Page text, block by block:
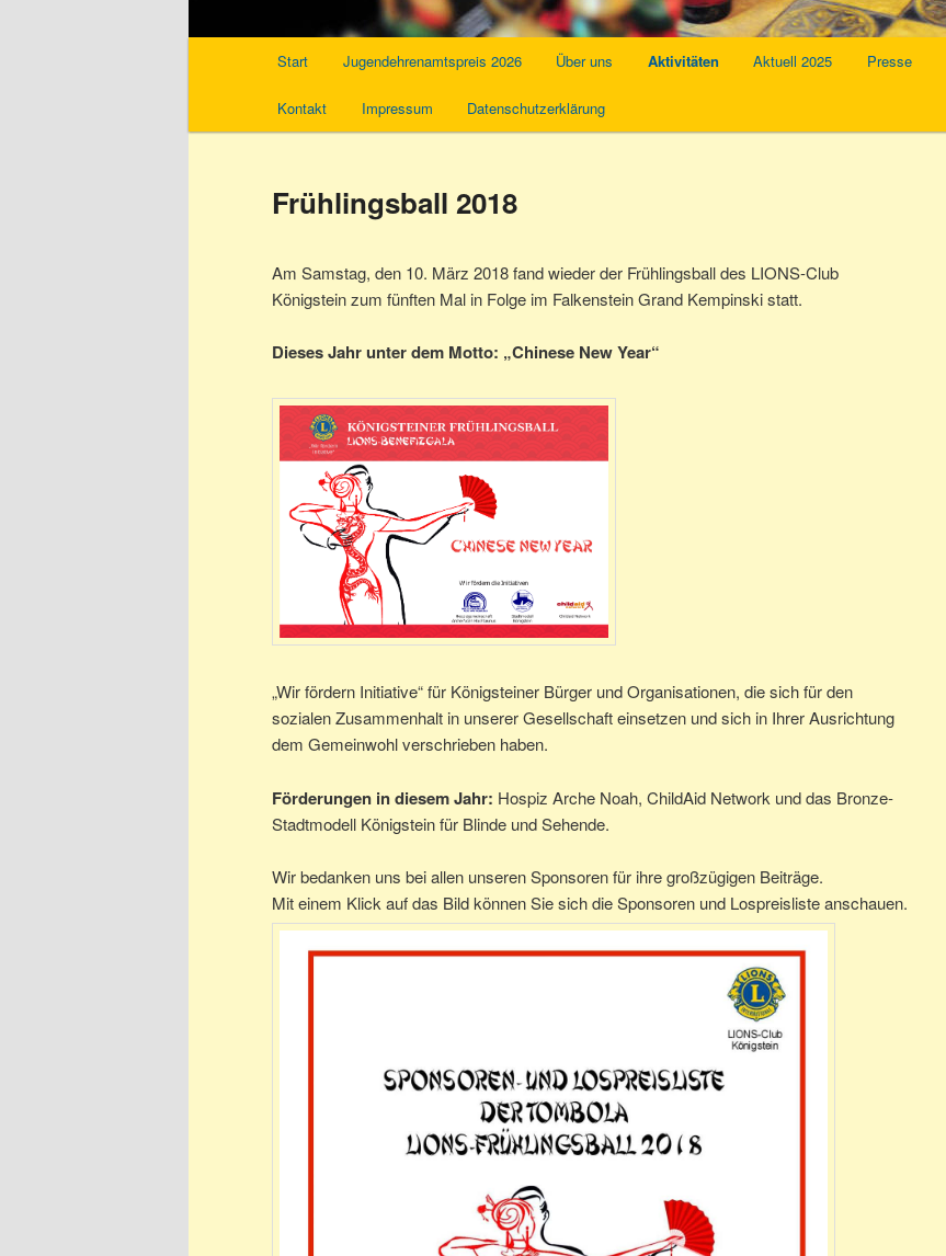
Start Jugendehrenamtspreis 2026 Über uns Aktivitäten Aktuell 2025 Presse
Kontakt Impressum Datenschutzerklärung
Frühlingsball 2018
Am Samstag, den 10. März 2018 fand wieder der Frühlingsball des LIONS-Club
Königstein zum fünften Mal in Folge im Falkenstein Grand Kempinski statt.
Dieses Jahr unter dem Motto: „Chinese New Year“
„Wir fördern Initiative“ für Königsteiner Bürger und Organisationen, die sich für den
sozialen Zusammenhalt in unserer Gesellschaft einsetzen und sich in Ihrer Ausrichtung
dem Gemeinwohl verschrieben haben.
Förderungen in diesem Jahr: Hospiz Arche Noah, ChildAid Network und das Bronze-
Stadtmodell Königstein für Blinde und Sehende.
Wir bedanken uns bei allen unseren Sponsoren für ihre großzügigen Beiträge.
Mit einem Klick auf das Bild können Sie sich die Sponsoren und Lospreisliste anschauen.